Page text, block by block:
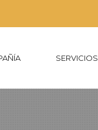
SERVICIOS